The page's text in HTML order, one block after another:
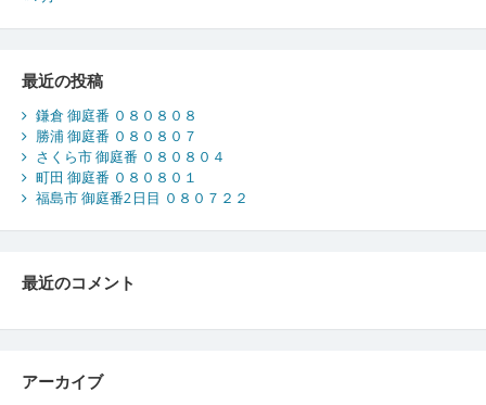
最近の投稿
鎌倉 御庭番 ０８０８０８
勝浦 御庭番 ０８０８０７
さくら市 御庭番 ０８０８０４
町田 御庭番 ０８０８０１
福島市 御庭番2日目 ０８０７２２
最近のコメント
アーカイブ